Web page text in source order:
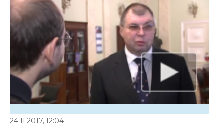
24.11.2017, 12:04